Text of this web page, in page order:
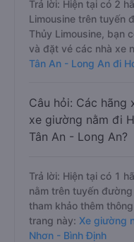
Trả lời: Hiện tại có 2
Limousine trên tuyến
Thủy Limousine, bạn
và đặt vé các nhà xe
Tân An - Long An đi
Câu hỏi: Các hãng
xe giường nằm đi
Tân An - Long An?
Trả lời: Hiện tại có 1
nằm trên tuyến
tham khảo thêm
trang này: Xe giường
Nhơn - Bình Định